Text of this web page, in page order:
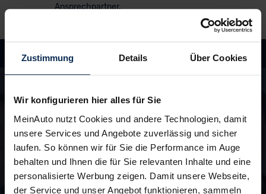
Zustimmung Details Über Cookies
Wir konfigurieren hier alles für Sie
MeinAuto nutzt Cookies und andere Technologien, damit
unsere Services und Angebote zuverlässig und sicher
laufen. So können wir für Sie die Performance im Auge
behalten und Ihnen die für Sie relevanten Inhalte und eine
personalisierte Werbung zeigen. Damit unsere Webseite,
der Service und unser Angebot funktionieren, sammeln
Ansprechpartner.
Hast du Fragen?
die Themen Fahrzeuge, Finanzierung und
Lieferzeiten
zu den FAQ